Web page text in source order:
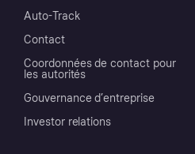
Auto-Track
Contact
Coordonnées de contact pour
les autorités
Gouvernance d’entreprise
Investor relations